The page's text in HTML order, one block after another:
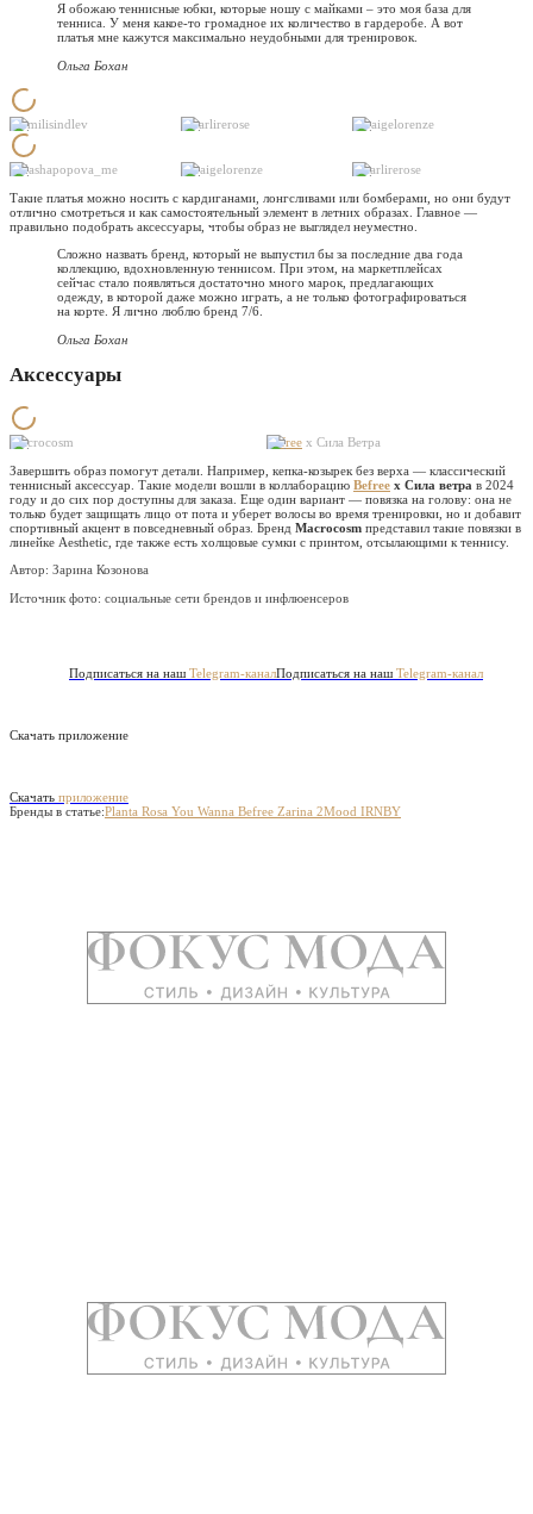
Я обожаю теннисные юбки, которые ношу с майками – это моя база для
тенниса. У меня какое-то громадное их количество в гардеробе. А вот
платья мне кажутся максимально неудобными для тренировок.
Ольга Бохан
@emilisindlev @carlirerose @paigelorenze
@dashapopova_me @paigelorenze
@carlirerose
Такие платья можно носить с кардиганами, лонгсливами или бомберами, но они будут
отлично смотреться и как самостоятельный элемент в летних образах. Главное —
правильно подобрать аксессуары, чтобы образ не выглядел неуместно.
Сложно назвать бренд, который не выпустил бы за последние два года
коллекцию, вдохновленную теннисом. При этом, на маркетплейсах
сейчас стало появляться достаточно много марок, предлагающих
одежду, в которой даже можно играть, а не только фотографироваться
на корте. Я лично люблю бренд 7/6.
Ольга Бохан
Аксессуары
Macrocosm Befree х Сила Ветра
Завершить образ помогут детали. Например, кепка-козырек без верха — классический
теннисный аксессуар. Такие модели вошли в коллаборацию Befree x Сила ветра в 2024
году и до сих пор доступны для заказа. Еще один вариант — повязка на голову: она не
только будет защищать лицо от пота и уберет волосы во время тренировки, но и добавит
спортивный акцент в повседневный образ. Бренд Macrocosm представил такие повязки в
линейке Aesthetic, где также есть холщовые сумки с принтом, отсылающими к теннису.
Автор: Зарина Козонова
Источник фото: социальные сети брендов и инфлюенсеров
Подписаться на наш Telegram-каналПодписаться на наш Telegram-канал
Скачать приложение
Скачать приложение
Бренды в статье:Planta Rosa You Wanna Befree Zarina 2Mood IRNBY